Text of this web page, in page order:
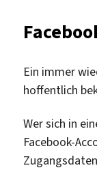
Ein immer
hoffentlich
Wer sich in
Facebook-